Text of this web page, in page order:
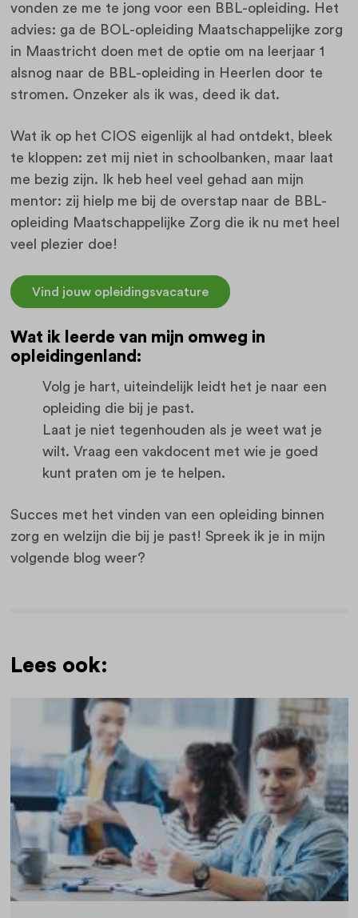
vonden ze me te jong voor een BBL-opleiding. Het
advies: ga de BOL-opleiding Maatschappelijke zorg
in Maastricht doen met de optie om na leerjaar 1
alsnog naar de BBL-opleiding in Heerlen door te
stromen. Onzeker als ik was, deed ik dat.
Wat ik op het CIOS eigenlijk al had ontdekt, bleek
te kloppen: zet mij niet in schoolbanken, maar laat
me bezig zijn. Ik heb heel veel gehad aan mijn
mentor: zij hielp me bij de overstap naar de BBL-
opleiding Maatschappelijke Zorg die ik nu met heel
veel plezier doe!
Vind jouw opleidingsvacature
Wat ik leerde van mijn omweg in
opleidingenland:
Volg je hart, uiteindelijk leidt het je naar een
opleiding die bij je past.
Laat je niet tegenhouden als je weet wat je
wilt. Vraag een vakdocent met wie je goed
kunt praten om je te helpen.
Succes met het vinden van een opleiding binnen
zorg en welzijn die bij je past! Spreek ik je in mijn
volgende blog weer?
Lees ook: